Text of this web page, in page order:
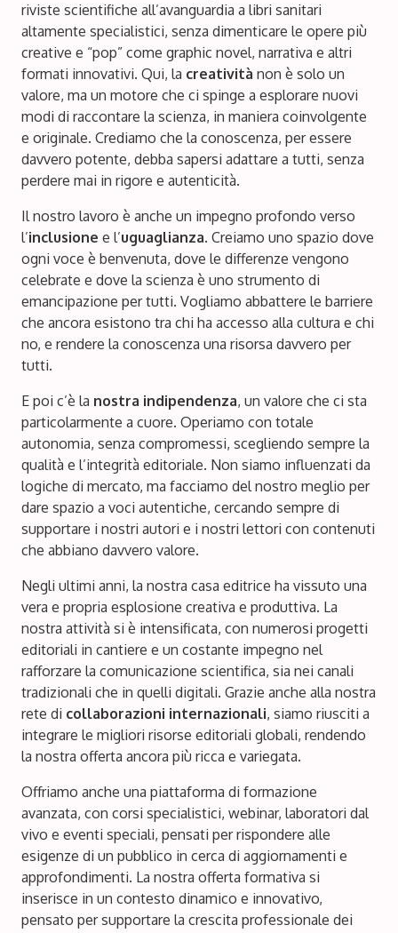
riviste scientifiche all’avanguardia a libri sanitari
altamente specialistici, senza dimenticare le opere più
creative e “pop” come graphic novel, narrativa e altri
formati innovativi. Qui, la creatività non è solo un
valore, ma un motore che ci spinge a esplorare nuovi
modi di raccontare la scienza, in maniera coinvolgente
e originale. Crediamo che la conoscenza, per essere
davvero potente, debba sapersi adattare a tutti, senza
perdere mai in rigore e autenticità.
Il nostro lavoro è anche un impegno profondo verso
l’inclusione e l’uguaglianza. Creiamo uno spazio dove
ogni voce è benvenuta, dove le differenze vengono
celebrate e dove la scienza è uno strumento di
emancipazione per tutti. Vogliamo abbattere le barriere
che ancora esistono tra chi ha accesso alla cultura e chi
no, e rendere la conoscenza una risorsa davvero per
tutti.
E poi c’è la nostra indipendenza, un valore che ci sta
particolarmente a cuore. Operiamo con totale
autonomia, senza compromessi, scegliendo sempre la
qualità e l’integrità editoriale. Non siamo influenzati da
logiche di mercato, ma facciamo del nostro meglio per
dare spazio a voci autentiche, cercando sempre di
supportare i nostri autori e i nostri lettori con contenuti
che abbiano davvero valore.
Negli ultimi anni, la nostra casa editrice ha vissuto una
vera e propria esplosione creativa e produttiva. La
nostra attività si è intensificata, con numerosi progetti
editoriali in cantiere e un costante impegno nel
rafforzare la comunicazione scientifica, sia nei canali
tradizionali che in quelli digitali. Grazie anche alla nostra
rete di collaborazioni internazionali, siamo riusciti a
integrare le migliori risorse editoriali globali, rendendo
la nostra offerta ancora più ricca e variegata.
Offriamo anche una piattaforma di formazione
avanzata, con corsi specialistici, webinar, laboratori dal
vivo e eventi speciali, pensati per rispondere alle
esigenze di un pubblico in cerca di aggiornamenti e
approfondimenti. La nostra offerta formativa si
inserisce in un contesto dinamico e innovativo,
pensato per supportare la crescita professionale dei